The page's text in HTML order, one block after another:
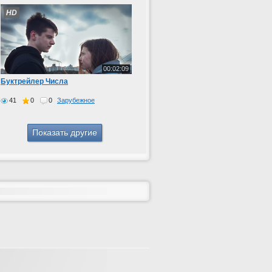
00:02:09
HD
Буктрейлер Числа
41 0 0 Зарубежное